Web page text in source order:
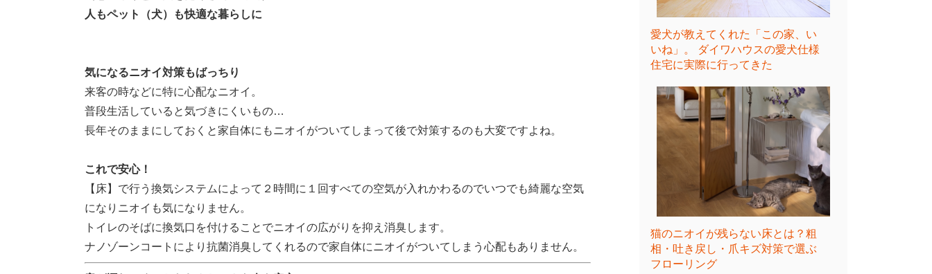
人もペット（犬）も快適な暮らしに
気になるニオイ対策もばっちり
来客の時などに特に心配なニオイ。
普段生活していると気づきにくいもの…
長年そのままにしておくと家自体にもニオイがついてしまって後で対策するのも大変ですよね。
これで安心！
【床】で行う換気システムによって２時間に１回すべての空気が入れかわるのでいつでも綺麗な空気
になりニオイも気になりません。
トイレのそばに換気口を付けることでニオイの広がりを抑え消臭します。
ナノゾーンコートにより抗菌消臭してくれるので家自体にニオイがついてしまう心配もありません。
愛犬が教えてくれた「この家、い
いね」。 ダイワハウスの愛犬仕様
住宅に実際に行ってきた
猫のニオイが残らない床とは？粗
相・吐き戻し・爪キズ対策で選ぶ
フローリング